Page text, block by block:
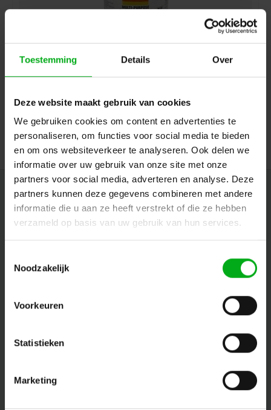
Toestemming Details Over
Deze website maakt gebruik van cookies
We gebruiken cookies om content en advertenties te
personaliseren, om functies voor social media te bieden
en om ons websiteverkeer te analyseren. Ook delen we
informatie over uw gebruik van onze site met onze
partners voor social media, adverteren en analyse. Deze
partners kunnen deze gegevens combineren met andere
informatie die u aan ze heeft verstrekt of die ze hebben
verzameld op basis van uw gebruik van hun services.
Noodzakelijk
Voorkeuren
Statistieken
Marketing
Direct leverbaar
Login voor prijzen
Nieuwsbrief
Mijn account